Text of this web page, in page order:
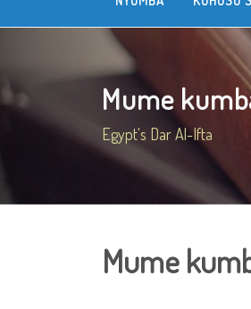
Mume
Egypt's Dar Al-Ifta
Mume